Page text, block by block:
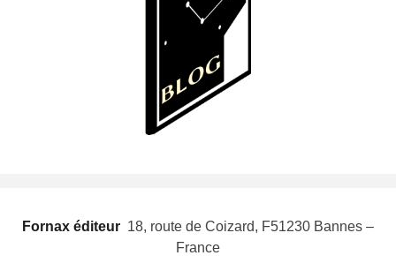
Fornax éditeur  18, route de Coizard, F51230 Bannes –
France